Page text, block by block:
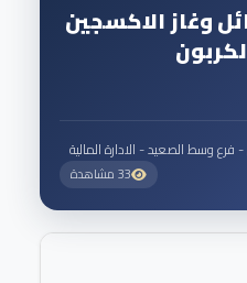
وغاز الاكسجين
فرع وسط الصعيد - الادارة المالية
33 مشاهدة